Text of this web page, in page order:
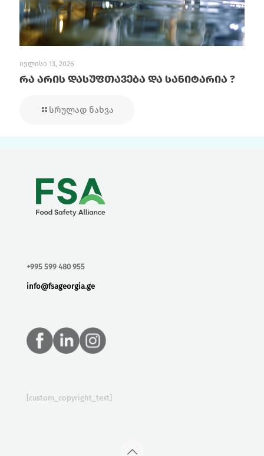
ივლისი 13, 2026
რა არის დასუფთავება და სანიტარია ?
სრულად ნახვა
+995 599 480 955
info@fsageorgia.ge
[custom_copyright_text]